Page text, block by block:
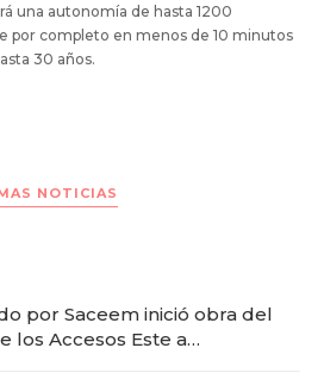
una autonomía de hasta 1200
por completo en menos de 10 minutos
30 años.
NOTICIAS
por Saceem inició obra del
los Accesos Este a